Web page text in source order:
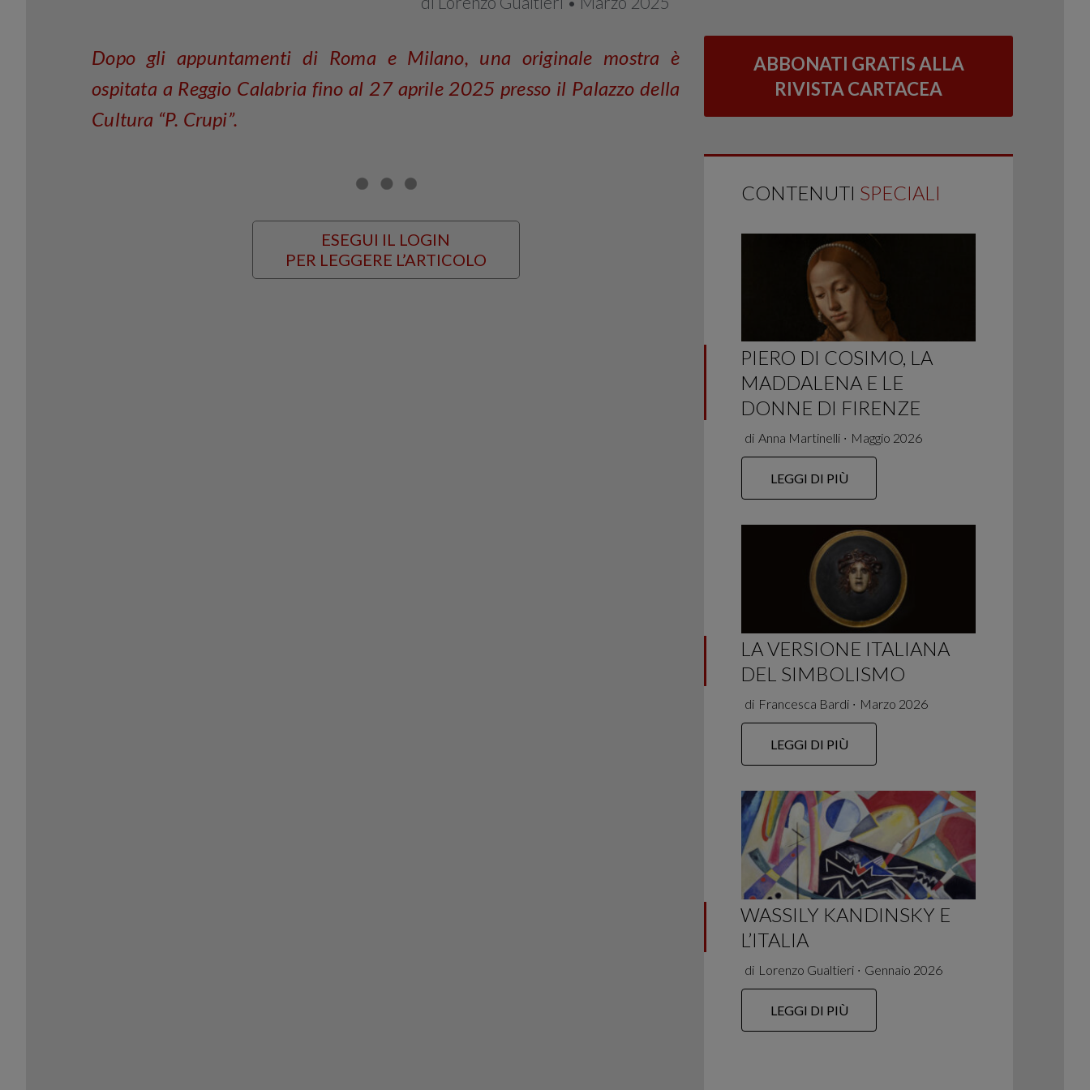
Dopo gli appuntamenti di Roma e Milano, una originale mostra è
ospitata a Reggio Calabria fino al 27 aprile 2025 presso il Palazzo della
Cultura “P. Crupi”.
ESEGUI IL LOGIN
PER LEGGERE L’ARTICOLO
ABBONATI GRATIS ALLA
RIVISTA CARTACEA
CONTENUTI SPECIALI
PIERO DI COSIMO, LA
MADDALENA E LE
DONNE DI FIRENZE
di Anna Martinelli ∙ Maggio 2026
LEGGI DI PIÙ
LA VERSIONE ITALIANA
DEL SIMBOLISMO
di Francesca Bardi ∙ Marzo 2026
LEGGI DI PIÙ
WASSILY KANDINSKY E
L’ITALIA
di Lorenzo Gualtieri ∙ Gennaio 2026
LEGGI DI PIÙ